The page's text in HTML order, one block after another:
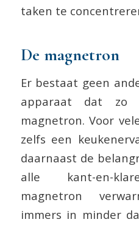
taken te
De magnetron
Er bestaat geen
apparaat dat
magnetron. Voor
zelfs een
daarnaast de
alle kant-en-
magnetron
immers in minder